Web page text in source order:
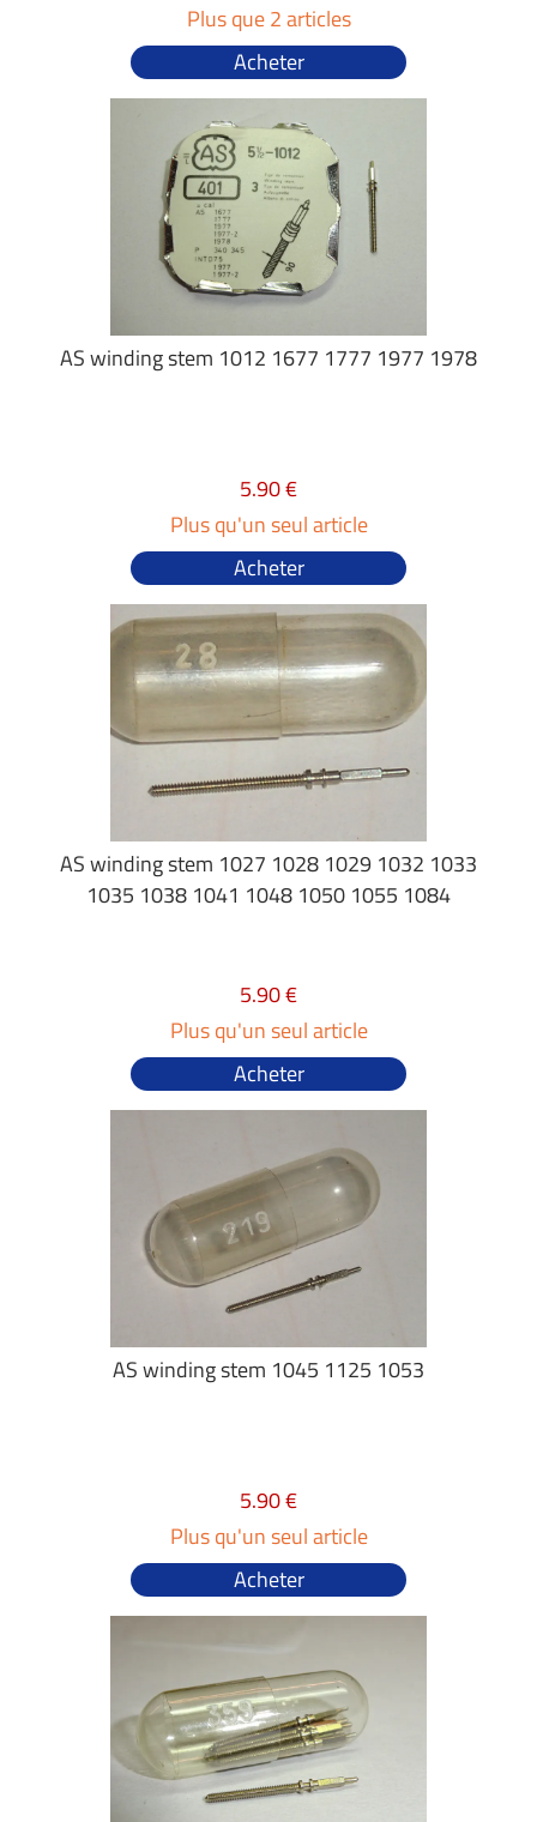
Plus que 2 articles
Acheter
AS winding stem 1012 1677 1777 1977 1978
5.90 €
Plus qu'un seul article
Acheter
AS winding stem 1027 1028 1029 1032 1033
1035 1038 1041 1048 1050 1055 1084
5.90 €
Plus qu'un seul article
Acheter
AS winding stem 1045 1125 1053
5.90 €
Plus qu'un seul article
Acheter